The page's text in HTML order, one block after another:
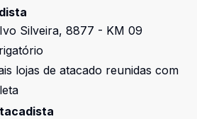
Silveira, 8877 - KM 09
lojas de atacado reunidas com